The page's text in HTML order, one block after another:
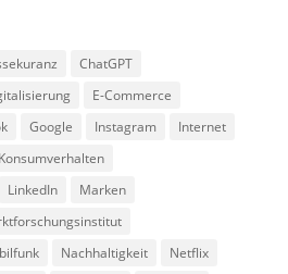
ChatGPT
E-Commerce
Google Instagram
Internet
Konsumverhalten
LinkedIn
Marken
Nachhaltigkeit
Netflix